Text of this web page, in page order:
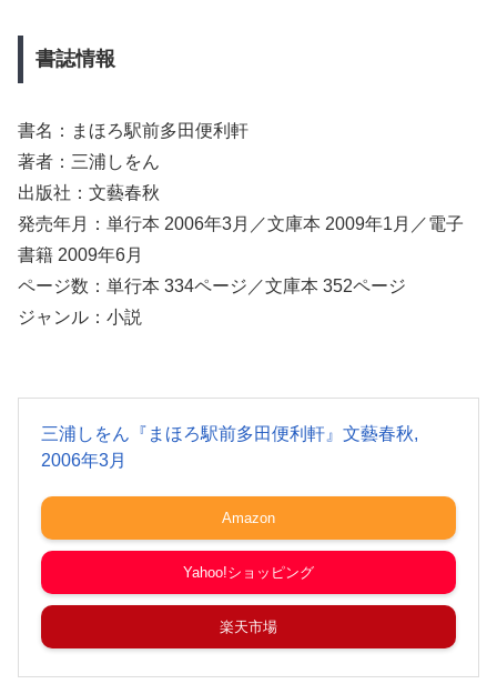
書誌情報
書名：まほろ駅前多田便利軒
著者：三浦しをん
出版社：文藝春秋
発売年月：単行本 2006年3月／文庫本 2009年1月／電子
書籍 2009年6月
ページ数：単行本 334ページ／文庫本 352ページ
ジャンル：小説
三浦しをん『まほろ駅前多田便利軒』文藝春秋,
2006年3月
Amazon
Yahoo!ショッピング
楽天市場